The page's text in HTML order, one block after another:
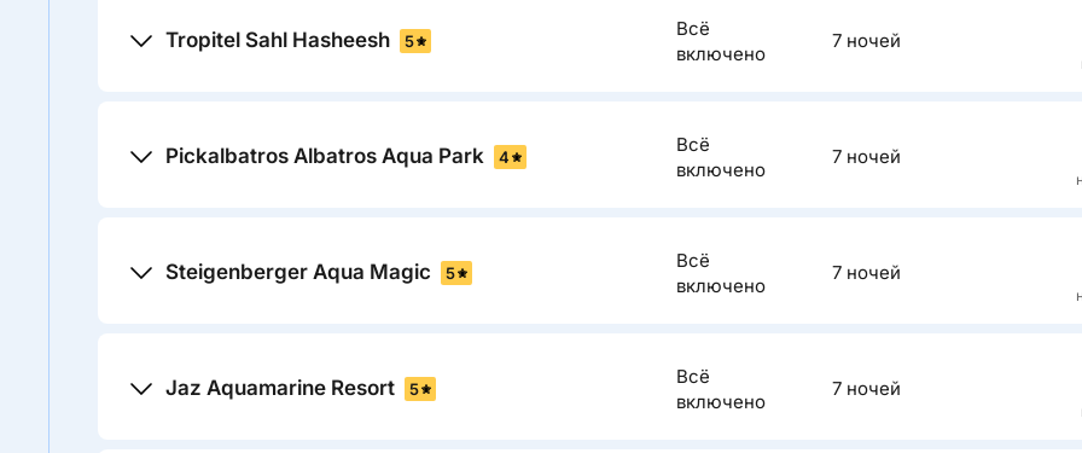
Tropitel Sahl Hasheesh 5
Всё
включено
7 ночей
для
Pickalbatros Albatros Aqua Park 4
Всё
включено
7 ночей
большой
Steigenberger Aqua Magic 5
Всё
включено
7 ночей
Подходит
Песчаный
Jaz Aquamarine Resort 5
Всё
включено
7 ночей